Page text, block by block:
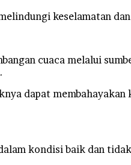
keselamatan
cuaca melalui
dapat membahayakan
kondisi baik dan